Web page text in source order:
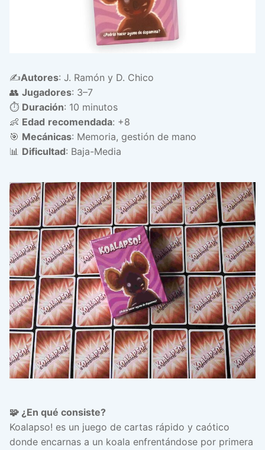
✍️Autores: J. Ramón y D. Chico
👥 Jugadores: 3–7
⏱️ Duración: 10 minutos
👶 Edad recomendada: +8
🎯 Mecánicas: Memoria, gestión de mano
📊 Dificultad: Baja-Media
🧩 ¿En qué consiste?
Koalapso! es un juego de cartas rápido y caótico
donde encarnas a un koala enfrentándose por primera